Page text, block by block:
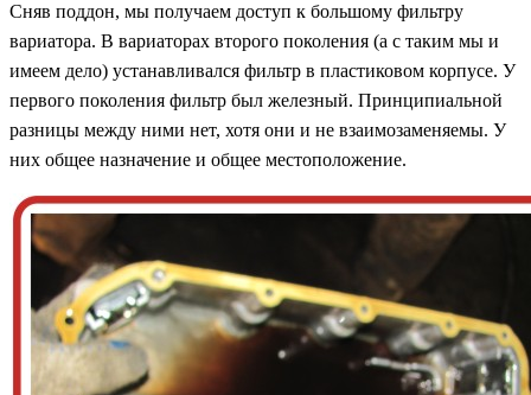
Сняв поддон, мы получаем доступ к большому фильтру
вариатора. В вариаторах второго поколения (а с таким мы и
имеем дело) устанавливался фильтр в пластиковом корпусе. У
первого поколения фильтр был железный. Принципиальной
разницы между ними нет, хотя они и не взаимозаменяемы. У
них общее назначение и общее местоположение.